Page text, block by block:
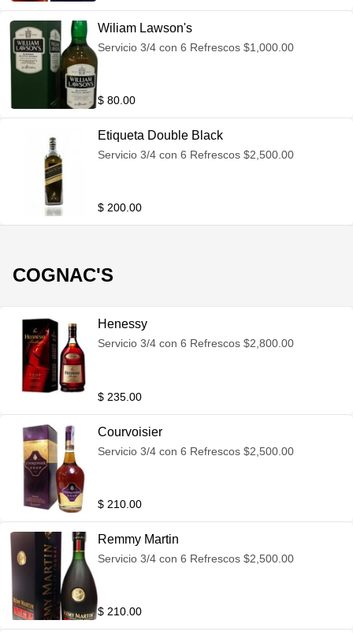
Wiliam Lawson's
Servicio 3/4 con 6 Refrescos $1,000.00
$ 80.00
Etiqueta Double Black
Servicio 3/4 con 6 Refrescos $2,500.00
$ 200.00
COGNAC'S
Henessy
Servicio 3/4 con 6 Refrescos $2,800.00
$ 235.00
Courvoisier
Servicio 3/4 con 6 Refrescos $2,500.00
$ 210.00
Remmy Martin
Servicio 3/4 con 6 Refrescos $2,500.00
$ 210.00